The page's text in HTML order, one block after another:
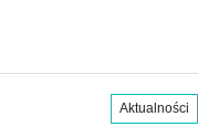
Aktualności